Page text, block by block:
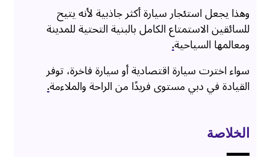
وهذا يجعل استئجار سيارة أكثر جاذبية لأنه يتيح
للسائقين الاستمتاع الكامل بالبنية التحتية للمدينة
ومعالمها السياحية.
سواء اخترت سيارة اقتصادية أو سيارة فاخرة، توفر
القيادة في دبي مستوى فريدًا من الراحة والملاءمة.
الخلاصة